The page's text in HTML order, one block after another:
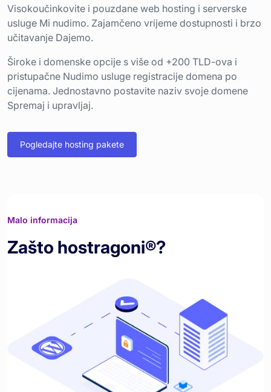
Visokoučinkovite i pouzdane web hosting i serverske
usluge Mi nudimo. Zajamčeno vrijeme dostupnosti i brzo
učitavanje Dajemo.
Široke i domenske opcije s više od +200 TLD-ova i
pristupačne Nudimo usluge registracije domena po
cijenama. Jednostavno postavite naziv svoje domene
Spremaj i upravljaj.
Pogledajte hosting pakete
Malo informacija
Zašto hostragoni®?